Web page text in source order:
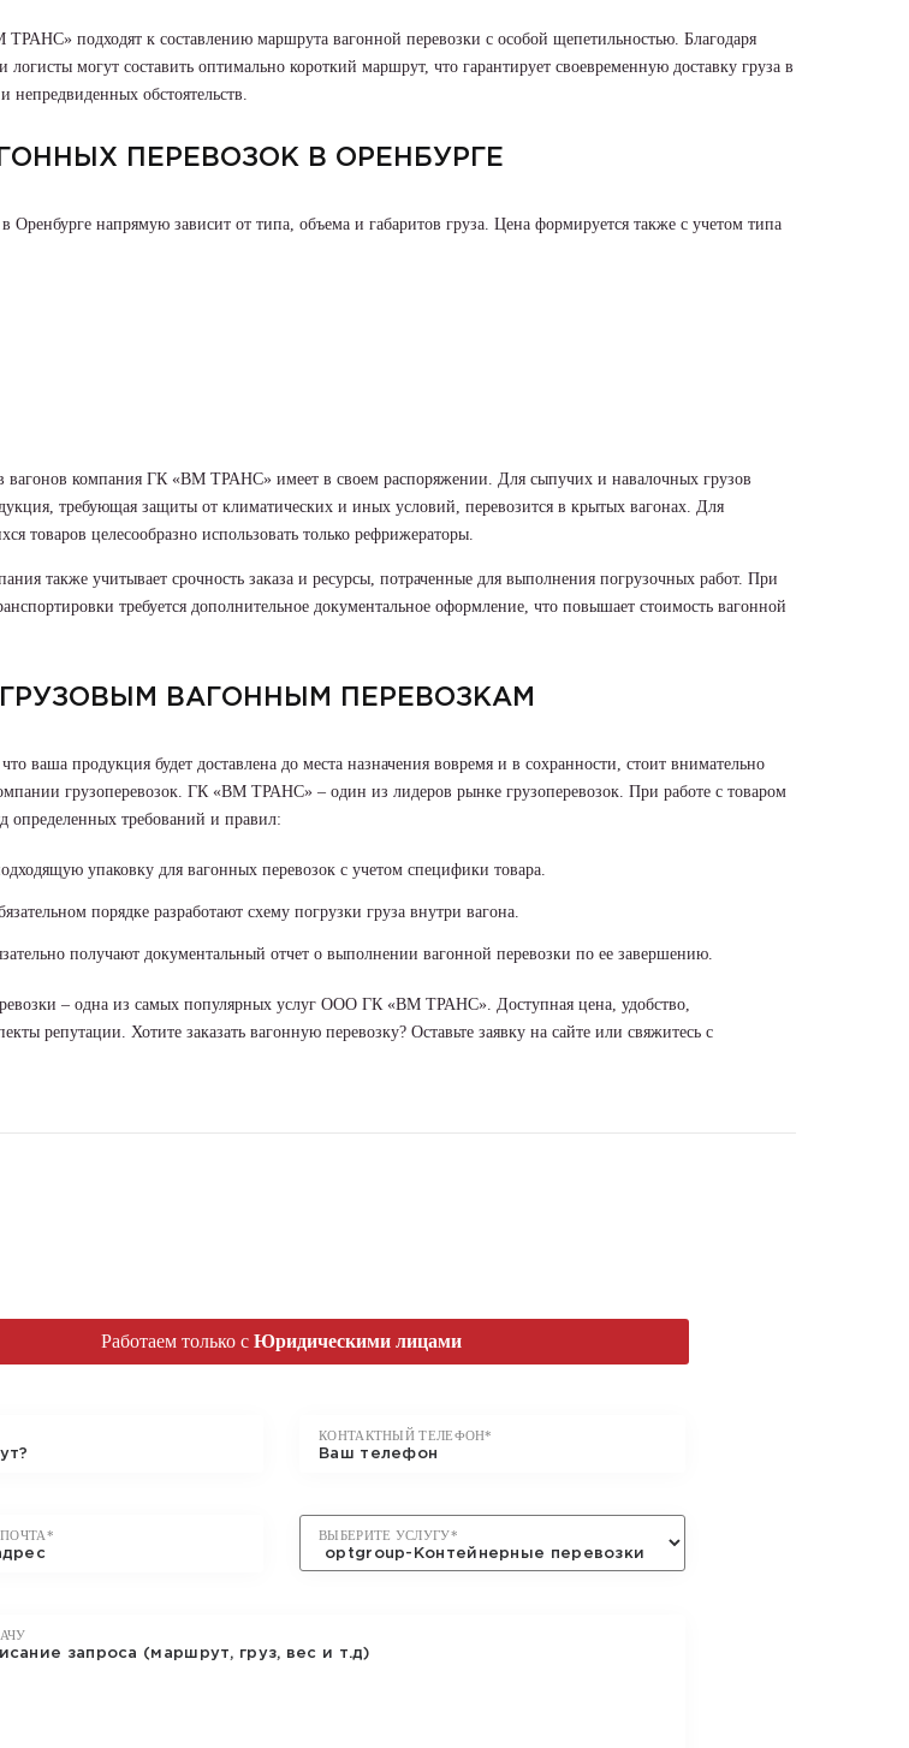
подходят к составлению маршрута вагонной перевозки с особой щепетильностью. Благодаря
могут составить оптимально короткий маршрут, что гарантирует своевременную доставку груза в
непредвиденных обстоятельств.
ПЕРЕВОЗОК В ОРЕНБУРГЕ
Оренбурге напрямую зависит от типа, объема и габаритов груза. Цена формируется также с учетом типа
вагонов компания ГК «ВМ ТРАНС» имеет в своем распоряжении. Для сыпучих и навалочных грузов
требующая защиты от климатических и иных условий, перевозится в крытых вагонах. Для
товаров целесообразно использовать только рефрижераторы.
также учитывает срочность заказа и ресурсы, потраченные для выполнения погрузочных работ. При
требуется дополнительное документальное оформление, что повышает стоимость вагонной
ГРУЗОВЫМ ВАГОННЫМ ПЕРЕВОЗКАМ
ваша продукция будет доставлена до места назначения вовремя и в сохранности, стоит внимательно
грузоперевозок. ГК «ВМ ТРАНС» – один из лидеров рынке грузоперевозок. При работе с товаром
определенных требований и правил:
упаковку для вагонных перевозок с учетом специфики товара.
порядке разработают схему погрузки груза внутри вагона.
получают документальный отчет о выполнении вагонной перевозки по ее завершению.
– одна из самых популярных услуг ООО ГК «ВМ ТРАНС». Доступная цена, удобство,
репутации. Хотите заказать вагонную перевозку? Оставьте заявку на сайте или свяжитесь с
Работаем только c Юридическими лицами
КОНТАКТНЫЙ ТЕЛЕФОН*
ВЫБЕРИТЕ УСЛУГУ*